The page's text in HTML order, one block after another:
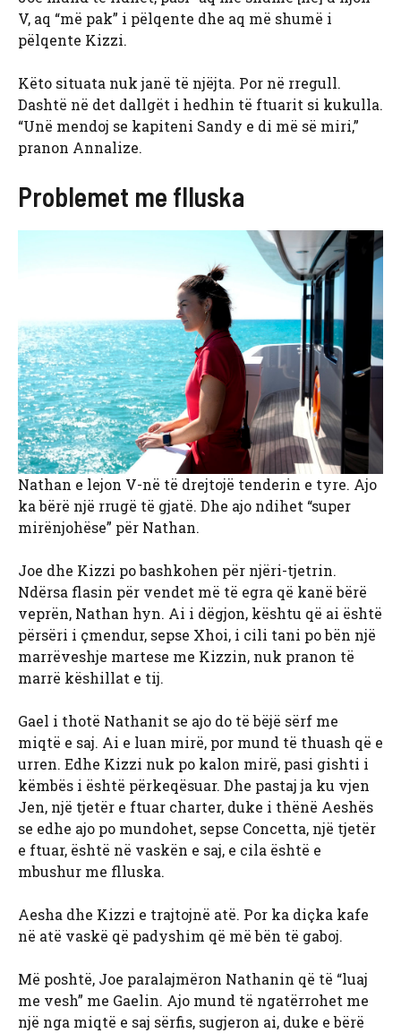
V, aq “më pak” i pëlqente dhe aq më shumë i
pëlqente Kizzi.
Këto situata nuk janë të njëjta. Por në rregull.
Dashtë në det dallgët i hedhin të ftuarit si kukulla.
“Unë mendoj se kapiteni Sandy e di më së miri,”
pranon Annalize.
Problemet me flluska
Nathan e lejon V-në të drejtojë tenderin e tyre. Ajo
ka bërë një rrugë të gjatë. Dhe ajo ndihet “super
mirënjohëse” për Nathan.
Joe dhe Kizzi po bashkohen për njëri-tjetrin.
Ndërsa flasin për vendet më të egra që kanë bërë
veprën, Nathan hyn. Ai i dëgjon, kështu që ai është
përsëri i çmendur, sepse Xhoi, i cili tani po bën një
marrëveshje martese me Kizzin, nuk pranon të
marrë këshillat e tij.
Gael i thotë Nathanit se ajo do të bëjë sërf me
miqtë e saj. Ai e luan mirë, por mund të thuash që e
urren. Edhe Kizzi nuk po kalon mirë, pasi gishti i
këmbës i është përkeqësuar. Dhe pastaj ja ku vjen
Jen, një tjetër e ftuar charter, duke i thënë Aeshës
se edhe ajo po mundohet, sepse Concetta, një tjetër
e ftuar, është në vaskën e saj, e cila është e
mbushur me flluska.
Aesha dhe Kizzi e trajtojnë atë. Por ka diçka kafe
në atë vaskë që padyshim që më bën të gaboj.
Më poshtë, Joe paralajmëron Nathanin që të “luaj
me vesh” me Gaelin. Ajo mund të ngatërrohet me
një nga miqtë e saj sërfis, sugjeron ai, duke e bërë